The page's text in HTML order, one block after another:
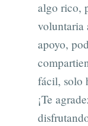
algo rico,
voluntaria
apoyo,
fácil, solo
¡Te